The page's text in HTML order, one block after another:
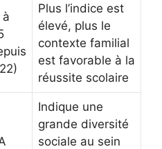
à
Plus l’indice est
élevé, plus le
contexte familial
est favorable à la
réussite scolaire
Indique une
grande diversité
sociale au sein